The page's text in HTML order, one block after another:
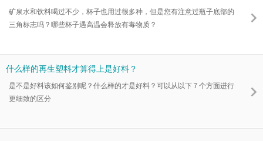
矿泉水和饮料喝过不少，杯子也用过很多种，但是您有注意过瓶子底部的
三角标志吗？哪些杯子遇高温会释放有毒物质？
什么样的再生塑料才算得上是好料？
是不是好料该如何鉴别呢？什么样的才是好料？可以从以下７个方面进行
更细致的区分